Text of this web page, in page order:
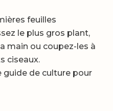
feuilles
le plus gros plant,
main ou coupez-les à
ciseaux.
guide de culture pour